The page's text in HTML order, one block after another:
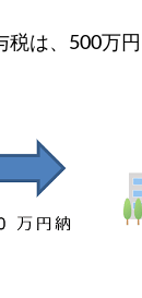
は、500万円